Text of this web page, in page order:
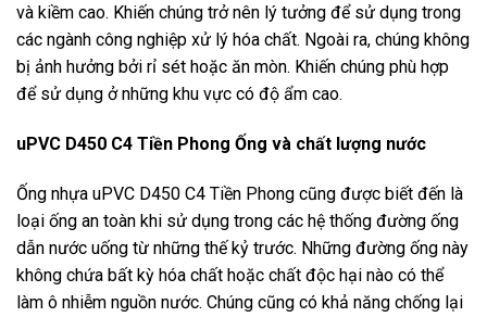
và kiềm cao. Khiến chúng trở nên lý tưởng để sử dụng trong
các ngành công nghiệp xử lý hóa chất. Ngoài ra, chúng không
bị ảnh hưởng bởi rỉ sét hoặc ăn mòn. Khiến chúng phù hợp
để sử dụng ở những khu vực có độ ẩm cao.
uPVC D450 C4 Tiền Phong Ống và chất lượng nước
Ống nhựa uPVC D450 C4 Tiền Phong cũng được biết đến là
loại ống an toàn khi sử dụng trong các hệ thống đường ống
dẫn nước uống từ những thế kỷ trước. Những đường ống này
không chứa bất kỳ hóa chất hoặc chất độc hại nào có thể
làm ô nhiễm nguồn nước. Chúng cũng có khả năng chống lại